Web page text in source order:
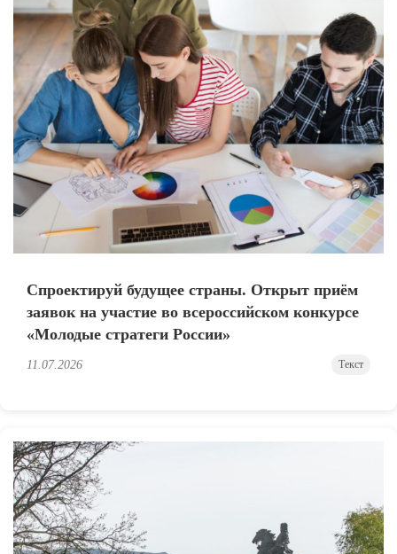
Спроектируй будущее страны. Открыт приём
заявок на участие во всероссийском конкурсе
«Молодые стратеги России»
11.07.2026 Текст